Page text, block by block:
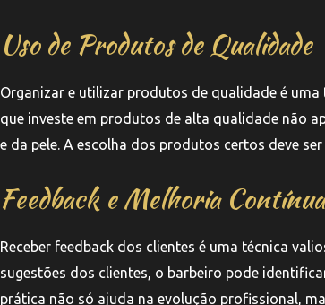
Uso de Produtos de Qualidade
Organizar e utilizar produtos de qualidade é
que investe em produtos de alta qualidade não
e da pele. A escolha dos produtos certos deve
Feedback e Melhoria Contínua
Receber feedback dos clientes é uma técnica
sugestões dos clientes, o barbeiro pode
prática não só ajuda na evolução profissional,